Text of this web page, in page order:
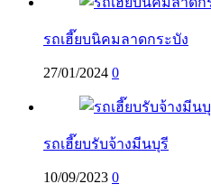
รถเฮี๊ยบนิคมลาดกระบัง
27/01/2024 0
รถเฮี๊ยบรับจ้างมีนบุรี
10/09/2023 0